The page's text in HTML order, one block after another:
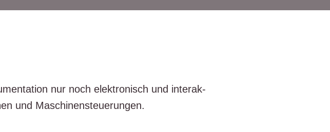
nur noch elek­tro­nisch und inter­ak­
und Maschi­nen­steue­run­gen.